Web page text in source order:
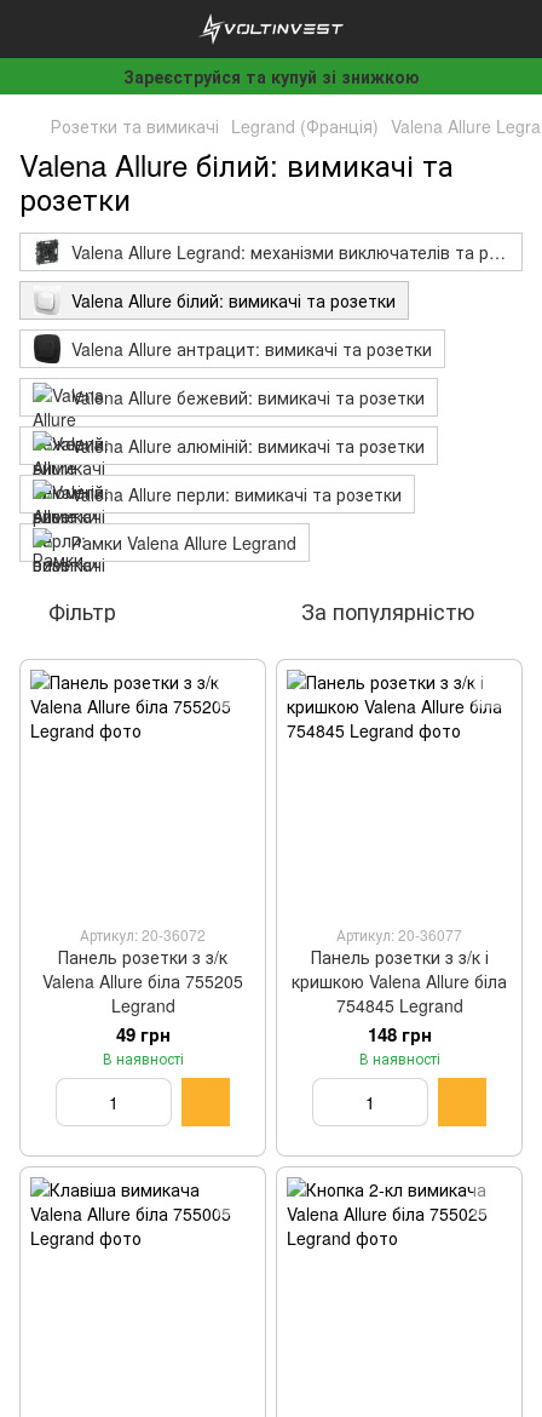
Зареєструйся та купуй зі знижкою
Розетки та вимикачі Legrand (Франція) Valena Allure
Valena Allure білий: вимикачі та
розетки
Valena Allure Legrand: механізми виключателів та розеток
Valena Allure білий: вимикачі та розетки
Valena Allure антрацит: вимикачі та розетки
Valena Allure бежевий: вимикачі та розетки
Valena Allure алюміній: вимикачі та розетки
Valena Allure перли: вимикачі та розетки
Рамки Valena Allure Legrand
Фільтр За популярністю
Артикул: 20-36072
Панель розетки з з/к
Valena Allure біла 755205
Legrand
49 грн
В наявності
Артикул: 20-36077
Панель розетки з з/к і
кришкою Valena Allure біла
754845 Legrand
148 грн
В наявності